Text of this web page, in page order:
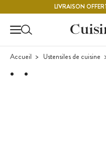
LIVRAISON
Accueil Ustensiles de cuisine